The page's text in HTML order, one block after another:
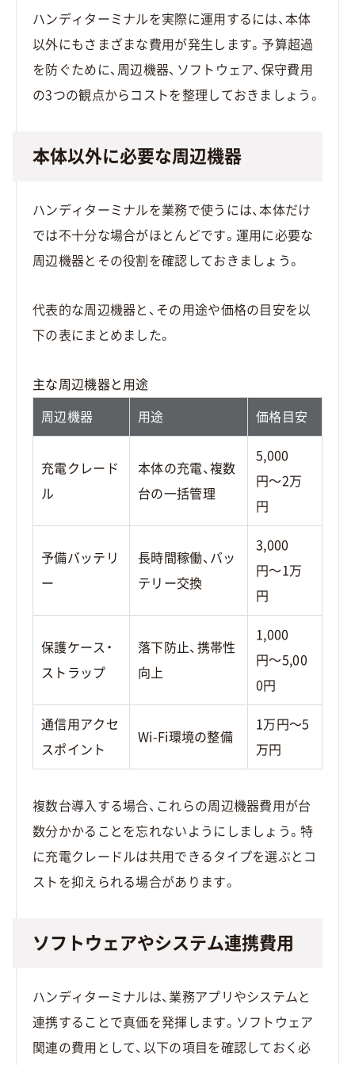
ハンディターミナルを実際に運用するには、本体
以外にもさまざまな費用が発生します。予算超過
を防ぐために、周辺機器、ソフトウェア、保守費用
の3つの観点からコストを整理しておきましょう。
本体以外に必要な周辺機器
ハンディターミナルを業務で使うには、本体だけ
では不十分な場合がほとんどです。運用に必要な
周辺機器とその役割を確認しておきましょう。
代表的な周辺機器と、その用途や価格の目安を以
下の表にまとめました。
主な周辺機器と用途
周辺機器 用途 価格目安
充電クレード
ル
本体の充電、複数
台の一括管理
5,000
円〜2万
円
予備バッテリ
ー
長時間稼働、バッ
テリー交換
3,000
円〜1万
円
保護ケース・
ストラップ
落下防止、携帯性
向上
1,000
円〜5,00
0円
通信用アクセ
スポイント
Wi-Fi環境の整備
1万円〜5
万円
複数台導入する場合、これらの周辺機器費用が台
数分かかることを忘れないようにしましょう。特
に充電クレードルは共用できるタイプを選ぶとコ
ストを抑えられる場合があります。
ソフトウェアやシステム連携費用
ハンディターミナルは、業務アプリやシステムと
連携することで真価を発揮します。ソフトウェア
関連の費用として、以下の項目を確認しておく必